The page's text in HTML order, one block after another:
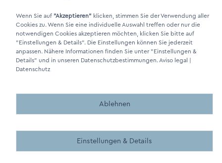
DINO Dampferzeuger GmbH - Generadores de vapor eléctricos
"Made in Germany" 2026
Made by BergMedia - Magento2 Design und Entwicklung aus
Wenn Sie auf "Akzeptieren" klicken, stimmen Sie der Verwendung aller
Cookies zu. Wenn Sie eine individuelle Auswahl treffen oder nur die
notwendigen Cookies akzeptieren möchten, klicken Sie bitte auf
"Einstellungen & Details". Die Einstellungen können Sie jederzeit
anpassen. Nähere Informationen finden Sie unter "Einstellungen &
Details" und in unseren Datenschutzbestimmungen.Aviso legal |
Datenschutz
Ablehnen
Einstellungen & Details